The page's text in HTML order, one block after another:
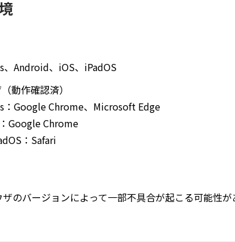
、Android、iOS、iPadOS
動作確認済）
：Google Chrome、Microsoft Edge
Google Chrome
：Safari
のバージョンによって一部不具合が起こる可能性